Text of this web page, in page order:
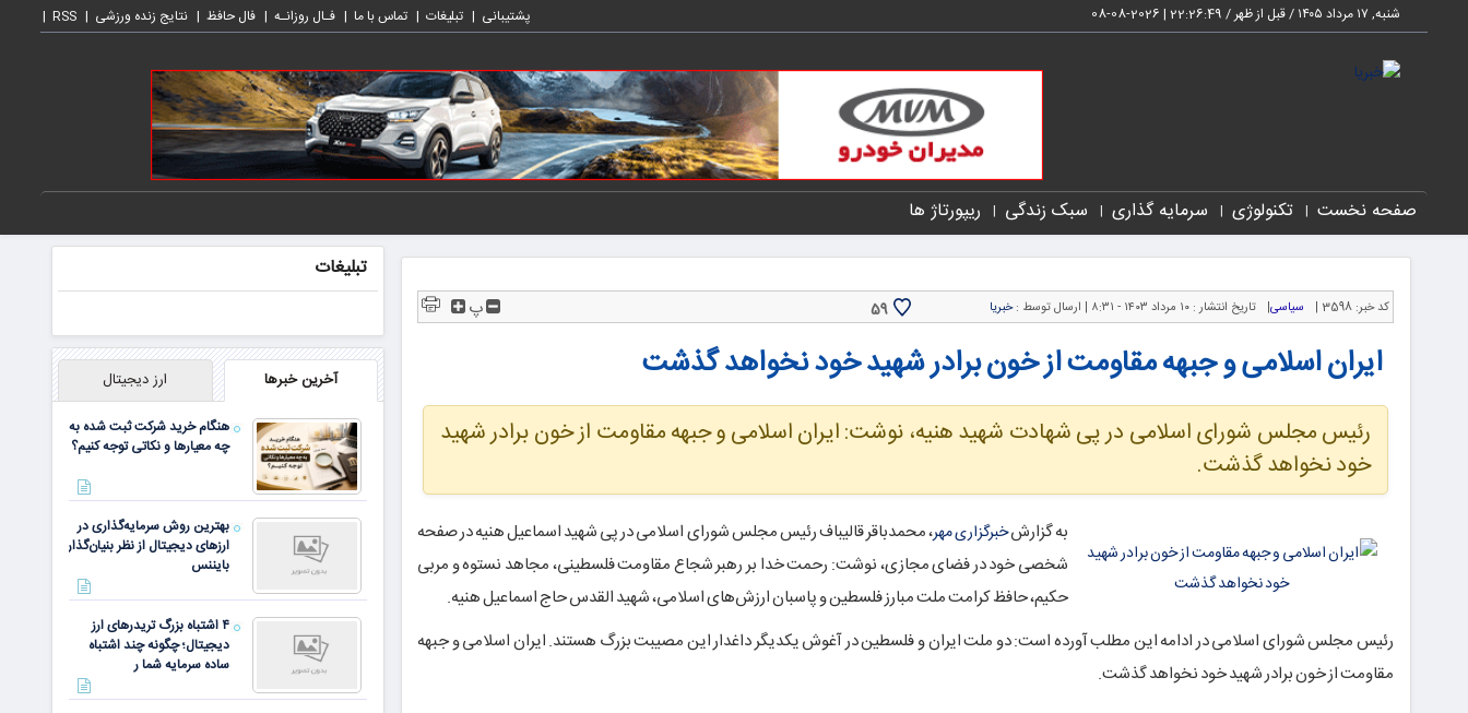
شنبه, ۱۷ مرداد ۱۴۰۵ / قبل از ظهر / 22:26:50
|
2026-08-08 پشتیبانی تبلیغات تماس با ما فـال روزانـه فال حافظ نتایج زنده ورزشی RSS
صفحه نخست تکنولوژی سرمایه گذاری سبک زندگی ریپورتاژ ها
کد خبر: 3598 | سیاسی| تاریخ انتشار : ۱۰ مرداد ۱۴۰۳ - ۸:۳۱ | ارسال توسط :خبریا 59 پ
ایران اسلامی و جبهه مقاومت از خون برادر شهید خود نخواهد گذشت
رئیس مجلس شورای اسلامی در پی شهادت شهید هنیه، نوشت: ایران اسلامی و جبهه مقاومت از خون برادر شهید
خود نخواهد گذشت.
به گزارشخبرگزاری مهر، محمدباقر قالیباف رئیس مجلس شورای اسلامی در پی شهید اسماعیلهنیهدر صفحه
شخصی خود در فضای مجازی، نوشت: رحمت خدا بر رهبر شجاع مقاومت فلسطینی، مجاهد نستوه و مربی
حکیم، حافظ کرامت ملت مبارز فلسطین و پاسبان ارزش‌های اسلامی، شهیدالقدسحاج اسماعیلهنیه.
رئیس مجلس شورای اسلامی در ادامه این مطلب آورده است: دو ملت ایران و فلسطین در آغوش یکدیگر داغدار این مصیبت بزرگ هستند. ایران اسلامی و جبهه
مقاومت از خون برادر شهید خود نخواهد گذشت.
تبلیغات
آخرین خبرها ارز دیجیتال
هنگام خرید شرکت ثبت شده به
چه معیارها و نکاتی توجه کنیم؟
بهترین روش سرمایه‌گذاری در
ارزهای دیجیتال از نظر بنیان‌گذار
بایننس
۴ اشتباه بزرگ تریدرهای ارز
دیجیتال؛ چگونه چند اشتباه
ساده سرمایه شما ر